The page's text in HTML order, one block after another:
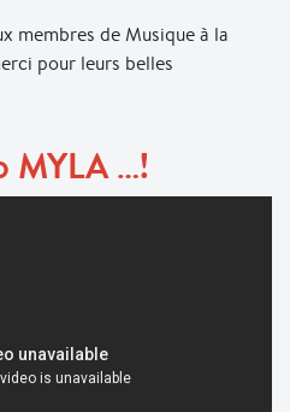
membres de Musique à la
pour leurs belles
MYLA …!